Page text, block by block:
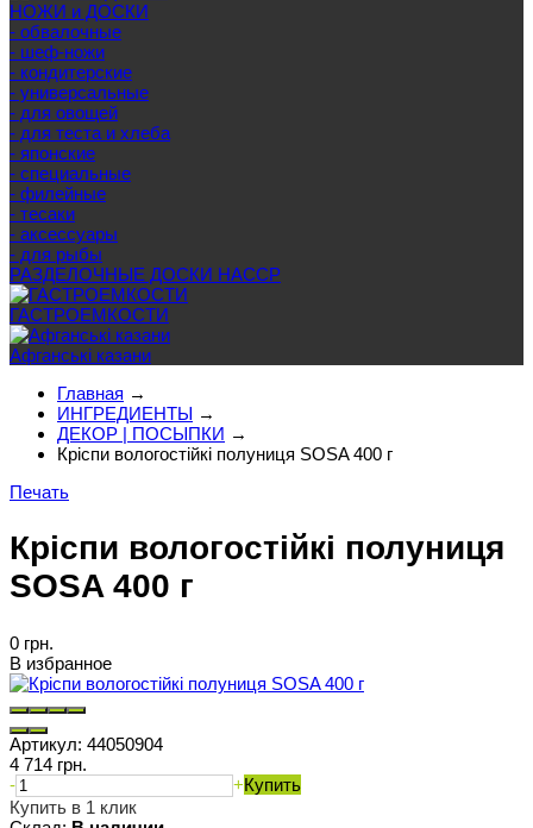
НОЖИ и ДОСКИ
- обвалочные
- шеф-ножи
- кондитерские
- универсальные
- для овощей
- для теста и хлеба
- японские
- специальные
- филейные
- тесаки
- аксессуары
- для рыбы
РАЗДЕЛОЧНЫЕ ДОСКИ HACCP
ГАСТРОЕМКОСТИ
Афганські казани
Главная →
ИНГРЕДИЕНТЫ →
ДЕКОР | ПОСЫПКИ →
Кріспи вологостійкі полуниця SOSA 400 г
Печать
Кріспи вологостійкі полуниця
SOSA 400 г
0 грн.
В избранное
Артикул: 44050904
4 714 грн.
-
+Купить
Купить в 1 клик